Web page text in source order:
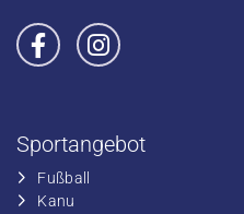
Sportangebot
Fußball
​Kanu